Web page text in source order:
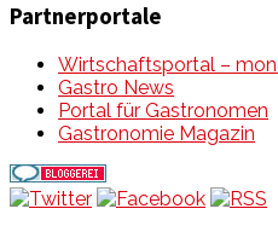
Partnerportale
Wirtschaftsportal –
Gastro News
Portal für Gastronomen
Gastronomie Magazin